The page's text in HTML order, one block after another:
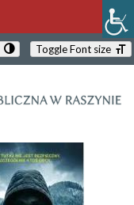
Toggle Font size